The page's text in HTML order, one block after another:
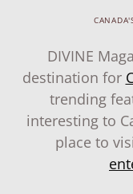
DIVINE
destination for
trending
interesting to
place to